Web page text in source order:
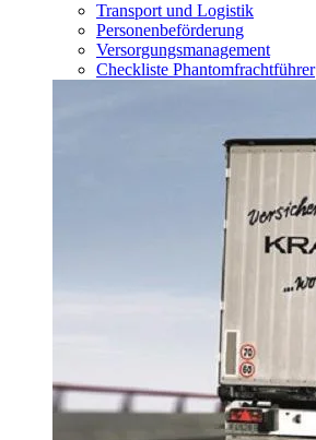
Transport und Logistik
Personenbeförderung
Versorgungsmanagement
Checkliste Phantomfrachtführer